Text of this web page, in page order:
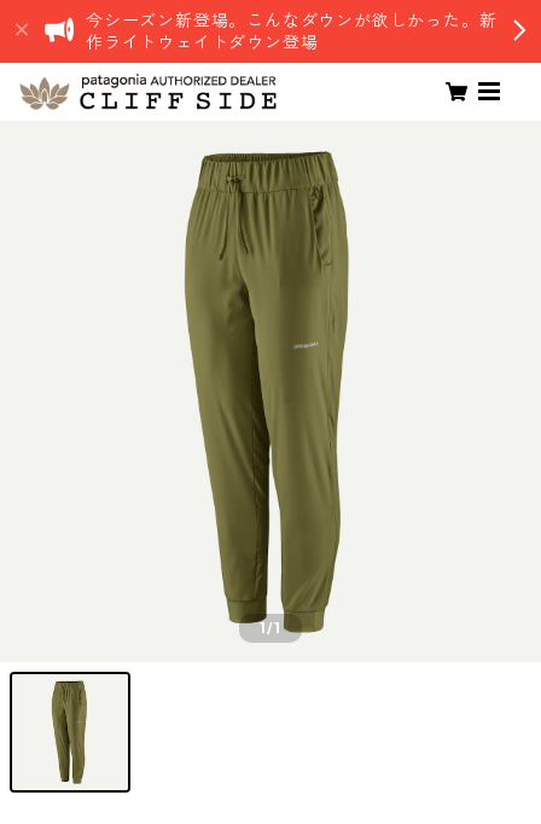
今シーズン新登場。こんなダウンが欲しかった。新
作ライトウェイトダウン登場
1/1